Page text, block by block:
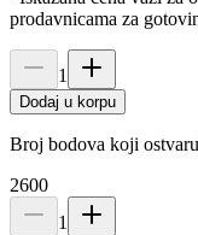
prodavnicama za
1
Dodaj u korpu
Broj bodova koji
2600
1